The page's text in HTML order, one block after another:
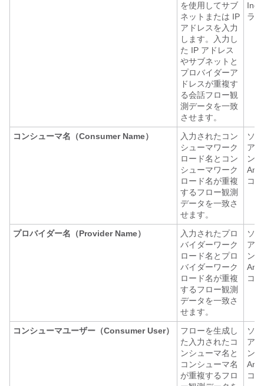
を使用してサブ
ネットまたは IP
アドレスを入力
します。入力し
た IP アドレス
やサブネットと
プロバイダーア
ドレスが重複す
る会話フロー観
測データを一致
させます。
ラ
コンシューマ名（Consumer Name）
入力されたコン
シューマワーク
ロード名とコン
シューマワーク
ロード名が重複
するフロー観測
データを一致さ
せます。
ソ
ア
ン
コ
プロバイダー名（Provider Name）
入力されたプロ
バイダーワーク
ロード名とプロ
バイダーワーク
ロード名が重複
するフロー観測
データを一致さ
せます。
ソ
ア
ン
コ
コンシューマユーザー（Consumer User）
フローを生成し
た入力されたコ
ンシューマ名と
コンシューマ名
が重複するフロ
ソ
ア
ン
コ